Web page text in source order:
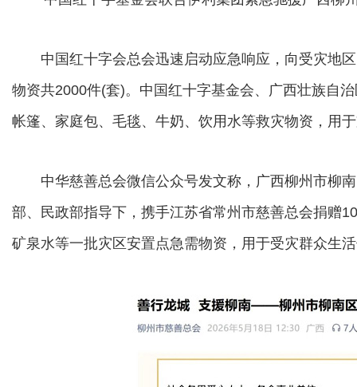
中国红十字会总会迅速启动应急响应，向受灾地区
物资共2000件(套)。中国红十字基金会、广西壮族自
帐篷、家庭包、毛毯、牛奶、饮用水等救灾物资，用
中华慈善总会微信公众号发文称，广西柳州市柳南
部、民政部指导下，携手江苏省常州市慈善总会捐赠
矿泉水等一批灾区安置点急需物资，用于受灾群众生